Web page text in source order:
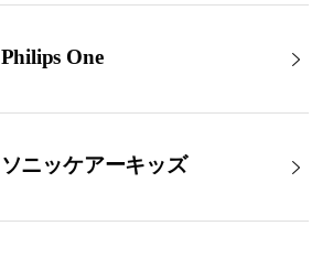
Philips One
ソニッケアーキッズ